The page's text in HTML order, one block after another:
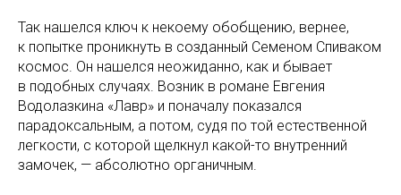
Так нашелся ключ к некоему обобщению, вернее,
к попытке проникнуть в созданный Семеном Спиваком
космос. Он нашелся неожиданно, как и бывает
в подобных случаях. Возник в романе Евгения
Водолазкина «Лавр» и поначалу показался
парадоксальным, а потом, судя по той естественной
легкости, с которой щелкнул какой-то внутренний
замочек, — абсолютно органичным.